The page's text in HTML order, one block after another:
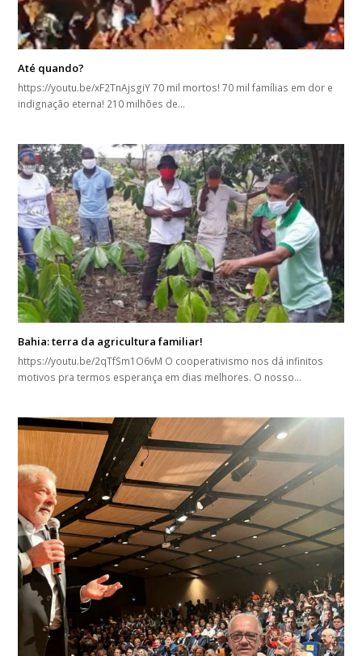
Até quando?
https://youtu.be/xF2TnAjsgiY 70 mil mortos! 70 mil famílias em dor e
indignação eterna! 210 milhões de…
Bahia: terra da agricultura familiar!
https://youtu.be/2qTfSm1O6vM O cooperativismo nos dá infinitos
motivos pra termos esperança em dias melhores. O nosso…